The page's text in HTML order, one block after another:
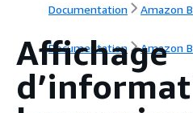
Documentation Amazon
Documentation Amazon
Affichage